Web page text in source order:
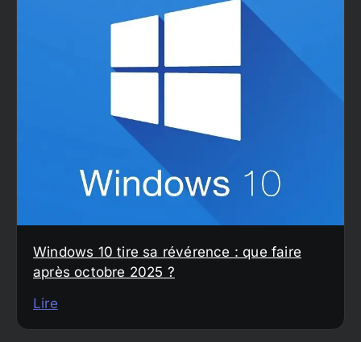
Windows 10 tire sa révérence : que faire
après octobre 2025 ?
Lire